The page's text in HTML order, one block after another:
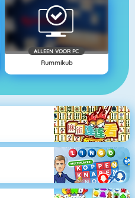
ALLEEN VOOR PC
Rummikub